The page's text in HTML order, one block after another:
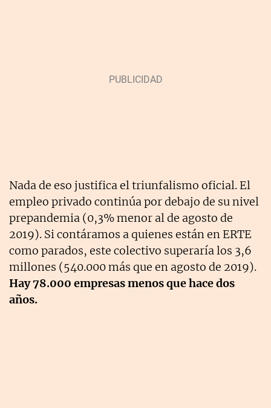
Nada de eso justifica el triunfalismo oficial. El
empleo privado continúa por debajo de su nivel
prepandemia (0,3% menor al de agosto de
2019). Si contáramos a quienes están en ERTE
como parados, este colectivo superaría los 3,6
millones (540.000 más que en agosto de 2019).
Hay 78.000 empresas menos que hace dos
años.